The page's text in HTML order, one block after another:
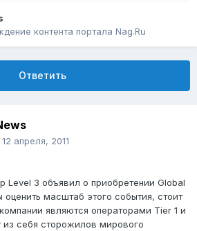
контента портала Nag.Ru
Ответить
12 апреля, 2011
Level 3 объявил о приобретении Global
оценить масштаб этого события, стоит
являются операторами Tier 1 и
из себя сторожилов мирового